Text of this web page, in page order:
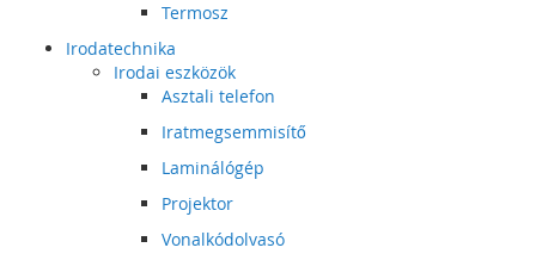
Termosz
Irodatechnika
Irodai eszközök
Asztali telefon
Iratmegsemmisítő
Laminálógép
Projektor
Vonalkódolvasó